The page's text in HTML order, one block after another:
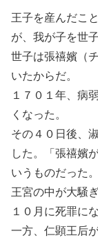
王子を産んだこ
が、我が子を世
世子は張禧嬪（
いたからだ。
１７０１年、病
くなった。
その４０日後、
した。「張禧嬪
いうものだった。
王宮の中が大騒
１０月に死罪に
一方、仁顕王后